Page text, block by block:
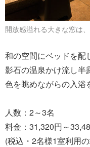
開放感溢れる大きな窓は
和の空間にベッドを配
影石の温泉かけ流し半
色を眺めながらの入浴
人数：2～3名
料金：31,320円～
(税込・2名様1室利用